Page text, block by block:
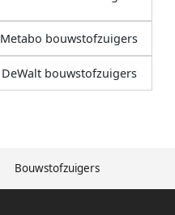
Bouwstofzuigers
Metabo bouwstofzuigers
DeWalt bouwstofzuigers